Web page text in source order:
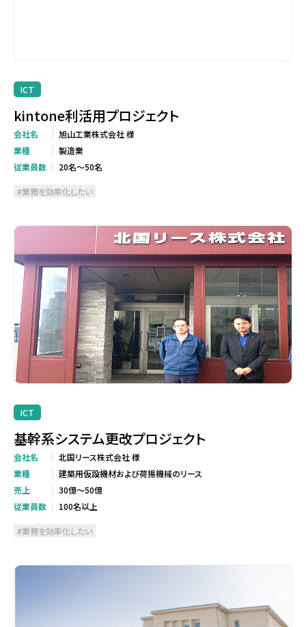
ICT
kintone利活用プロジェクト
会社名
旭山工業株式会社 様
業種
製造業
従業員数
20名～50名
業務を効率化したい
ICT
基幹系システム更改プロジェクト
会社名
北国リース株式会社 様
業種
建築用仮設機材および荷揚機械のリース
売上
30億～50億
従業員数
100名以上
業務を効率化したい